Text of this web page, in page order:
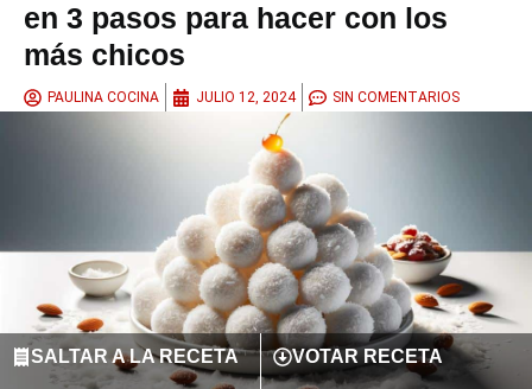
en 3 pasos para hacer con los
más chicos
PAULINA COCINA JULIO 12, 2024 SIN COMENTARIOS
SALTAR A LA RECETA VOTAR RECETA